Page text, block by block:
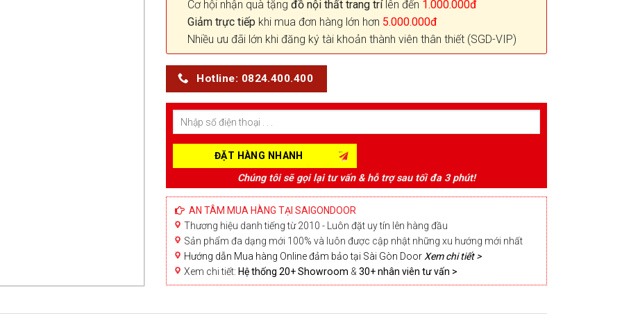
Cơ hội nhận quà tặng đồ nội thất trang trílên đến 1.000.000đ
Giảm trực tiếp khi mua đơn hàng lớn hơn 5.000.000đ
Nhiều ưu đãi lớn khi đăng ký tài khoản thành viên thân thiết (SGD-VIP)
Hotline: 0824.400.400
Chúng tôi sẽ gọi lại tư vấn & hỗ trợ sau tối đa 3 phút!
AN TÂM MUA HÀNG TẠI SAIGONDOOR
Thương hiệu danh tiếng từ 2010 - Luôn đặt uy tín lên hàng đầu
Sản phẩm đa dạng mới 100% và luôn được cập nhật những xu hướng mới nhất
Hướng dẫn Mua hàng Online đảm bảo tại Sài Gòn Door Xem chi tiết >
Xem chi tiết: Hệ thống 20+ Showroom & 30+ nhân viên tư vấn >